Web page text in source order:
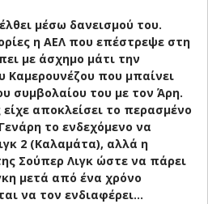
μέσω δανεισμού του.
η ΑΕΛ που επέστρεψε στη
με άσχημο μάτι την
Καμερουνέζου που μπαίνει
συμβολαίου του με τον Άρη.
αποκλείσει το περασμένο
το ενδεχόμενο να
2 (Καλαμάτα), αλλά η
Σούπερ Λιγκ ώστε να πάρει
μετά από ένα χρόνο
να τον ενδιαφέρει…